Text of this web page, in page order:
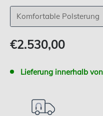
Komfortable Polsterung
Verkaufspreis
€2.530,00
Lieferung innerhalb